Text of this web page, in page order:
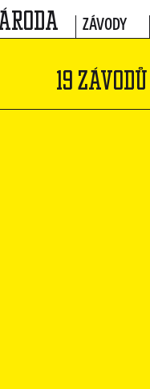
ZÁVODY
19 ZÁVODŮ